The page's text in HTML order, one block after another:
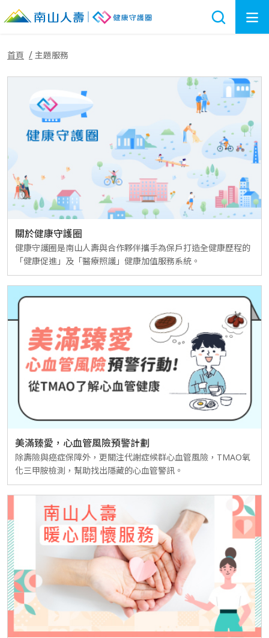
首頁 主題服務
關於健康守護圈
健康守護圈是南山人壽與合作夥伴攜手為保戶打造全健康歷程的
「健康促進」及「醫療照護」健康加值服務系統。
美滿臻愛，心血管風險預警計劃
除壽險與癌症保障外，更關注代謝症候群心血管風險，TMAO氧
化三甲胺檢測，幫助找出隱藏的心血管警訊。